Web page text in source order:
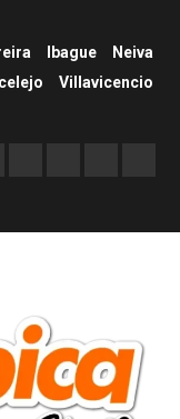
Ibague
Neiva
Villavicencio